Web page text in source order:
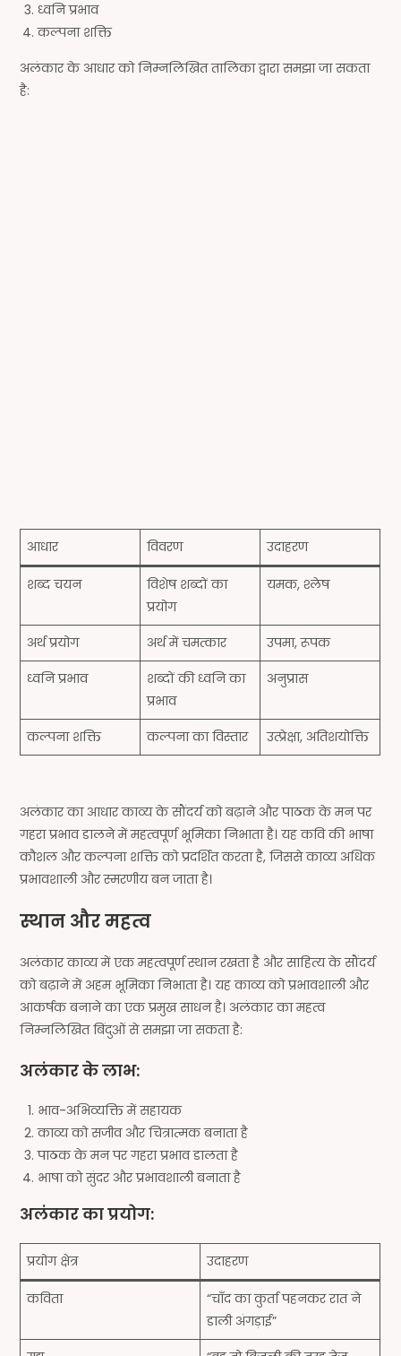
ध्वनि प्रभाव
कल्पना शक्ति
अलंकार के आधार को निम्नलिखित तालिका द्वारा समझा जा सकता
है:
आधार विवरण उदाहरण
शब्द चयन
विशेष शब्दों का
प्रयोग
यमक, श्लेष
अर्थ प्रयोग अर्थ में चमत्कार
उपमा, रूपक
ध्वनि प्रभाव
शब्दों की ध्वनि का
प्रभाव
अनुप्रास
कल्पना शक्ति कल्पना का विस्तार उत्प्रेक्षा, अतिशयोक्ति
अलंकार का आधार काव्य के सौंदर्य को बढ़ाने और पाठक के मन पर
गहरा प्रभाव डालने में महत्वपूर्ण भूमिका निभाता है। यह कवि की भाषा
कौशल और कल्पना शक्ति को प्रदर्शित करता है, जिससे काव्य अधिक
प्रभावशाली और स्मरणीय बन जाता है।
स्थान और महत्व
अलंकार काव्य में एक महत्वपूर्ण स्थान रखता है और साहित्य के सौंदर्य
को बढ़ाने में अहम भूमिका निभाता है। यह काव्य को प्रभावशाली और
आकर्षक बनाने का एक प्रमुख साधन है। अलंकार का महत्व
निम्नलिखित बिंदुओं से समझा जा सकता है:
अलंकार के लाभ:
भाव-अभिव्यक्ति में सहायक
काव्य को सजीव और चित्रात्मक बनाता है
पाठक के मन पर गहरा प्रभाव डालता है
भाषा को सुंदर और प्रभावशाली बनाता है
अलंकार का प्रयोग:
प्रयोग क्षेत्र उदाहरण
कविता
“चाँद का कुर्ता पहनकर रात ने
डाली अंगड़ाई”